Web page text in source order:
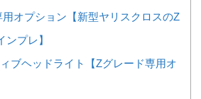
オプション【新型ヤリスクロスのZ
ンプレ】
ブヘッドライト【Zグレード専用オ